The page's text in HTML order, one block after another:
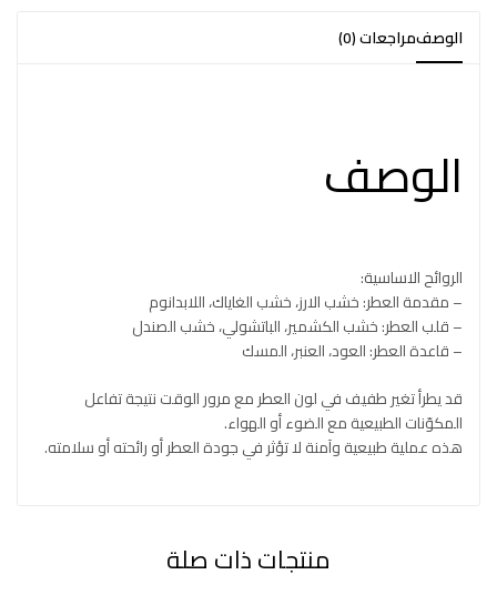
الوصفمراجعات (0)
الوصف
الروائح الاساسية:
– مقدمة العطر: خشب الارز، خشب الغاياك، اللابدانوم
– قلب العطر: خشب الكشمير، الباتشولي، خشب الصندل
– قاعدة العطر: العود، العنبر، المسك
قد يطرأ تغير طفيف في لون العطر مع مرور الوقت نتيجة تفاعل
المكوّنات الطبيعية مع الضوء أو الهواء.
هذه عملية طبيعية وآمنة لا تؤثر في جودة العطر أو رائحته أو سلامته.
منتجات ذات صلة